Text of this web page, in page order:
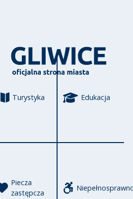
Turystyka Edukacja
Piecza
zastępcza